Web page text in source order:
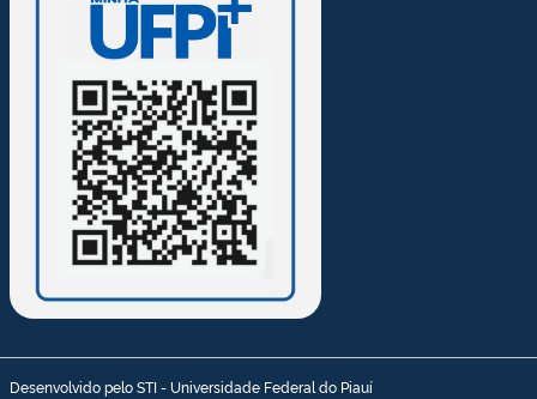
Desenvolvido pelo STI - Universidade Federal do Piauí